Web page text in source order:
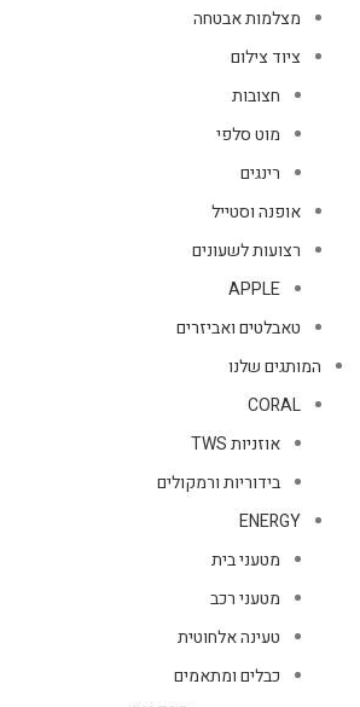
מצלמות אבטחה
ציוד צילום
חצובות
מוט סלפי
רינגים
אופנה וסטייל
רצועות לשעונים
APPLE
טאבלטים ואביזרים
המותגים שלנו
CORAL
אוזניות TWS
בידוריות ורמקולים
ENERGY
מטעני בית
מטעני רכב
טעינה אלחוטית
כבלים ומתאמים